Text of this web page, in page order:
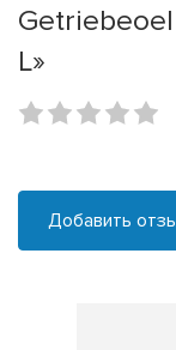
Getriebeoel
L»
Добавить